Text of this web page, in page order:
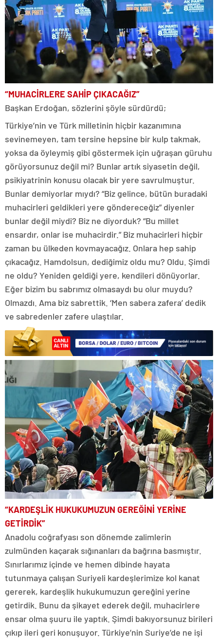
“MUHACİRLERE SAHİP ÇIKACAĞIZ”
Başkan Erdoğan, sözlerini şöyle sürdürdü;
Türkiye’nin ve Türk milletinin hiçbir kazanımına
sevinemeyen, tam tersine hepsine bir kulp takmak,
yoksa da öyleymiş gibi göstermek için uğraşan güruhu
görüyorsunuz değil mi? Bunlar artık siyasetin değil,
psikiyatrinin konusu olacak bir yere savrulmuştur.
Bunlar demiyorlar mıydı? “Biz gelince, bütün buradaki
muhacirleri geldikleri yere göndereceğiz” diyenler
bunlar değil miydi? Biz ne diyorduk? “Bu millet
ensardır, onlar ise muhacirdir.” Biz muhacirleri hiçbir
zaman bu ülkeden kovmayacağız. Onlara hep sahip
çıkacağız. Hamdolsun, dediğimiz oldu mu? Oldu. Şimdi
ne oldu? Yeniden geldiği yere, kendileri dönüyorlar.
Eğer bizim bu sabrımız olmasaydı bu olur muydu?
Olmazdı. Ama biz sabrettik. ‘Men sabera zafera’ dedik
ve sabredenler zafere ulaştılar.
“KARDEŞLİK HUKUKUMUZUN GEREĞİNİ YERİNE
GETİRDİK”
Anadolu coğrafyası son dönemde zalimlerin
zulmünden kaçarak sığınanları da bağrına basmıştır.
Sınırlarımız içinde ve hemen dibinde hayata
tutunmaya çalışan Suriyeli kardeşlerimize kol kanat
gererek, kardeşlik hukukumuzun gereğini yerine
getirdik. Bunu da şikayet ederek değil, muhacirlere
ensar olma şuuru ile yaptık. Şimdi bakıyorsunuz birileri
çıkıp ileri geri konuşuyor. Türkiye’nin Suriye’de ne işi